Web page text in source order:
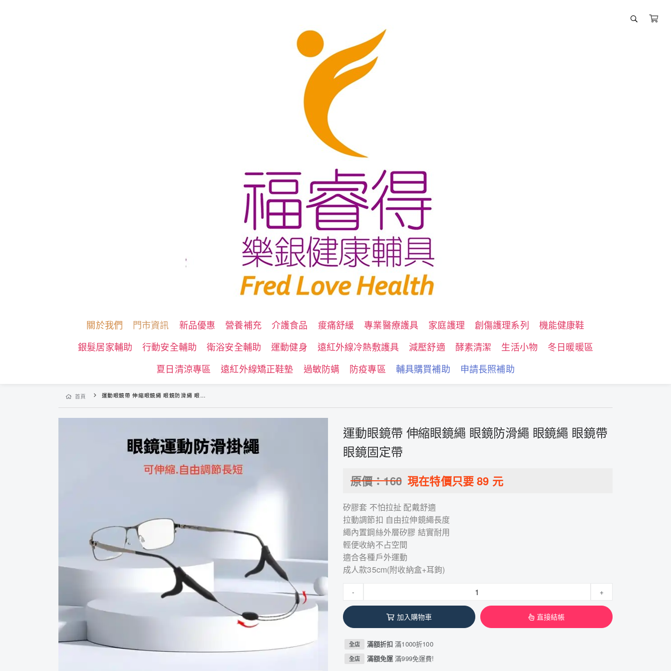
關於我們 門市資訊 新品優惠 營養補充 介護食品 痠痛舒緩 專業醫療護具 家庭護理 創傷護理系列
機能健康鞋
銀髮居家輔助
行動安全輔助 衛浴安全輔助 運動健身 遠紅外線冷熱敷護具 減壓舒適 酵素清潔 生活小物
冬日暖暖區
夏日清涼專區
遠紅外線矯正鞋墊 過敏防螨 防疫專區 輔具購買補助 申請長照補助
首頁 運動眼鏡帶 伸縮眼鏡繩 眼鏡防滑繩 眼鏡繩 眼鏡帶 眼鏡固定帶
運動眼鏡帶 伸縮眼鏡繩 眼鏡防滑繩 眼鏡繩 眼鏡帶
眼鏡固定帶
原價：160 現在特價只要89 元
矽膠套 不怕拉扯 配戴舒適
拉動調節扣 自由拉伸鏡繩長度
繩內置鋼絲外層矽膠 結實耐用
輕便收納不占空間
適合各種戶外運動
成人款35cm(附收納盒+耳鉤)
- +
加入購物車 直接結帳
全店 滿額折扣滿1000折100
全店 滿額免運滿999免運費!